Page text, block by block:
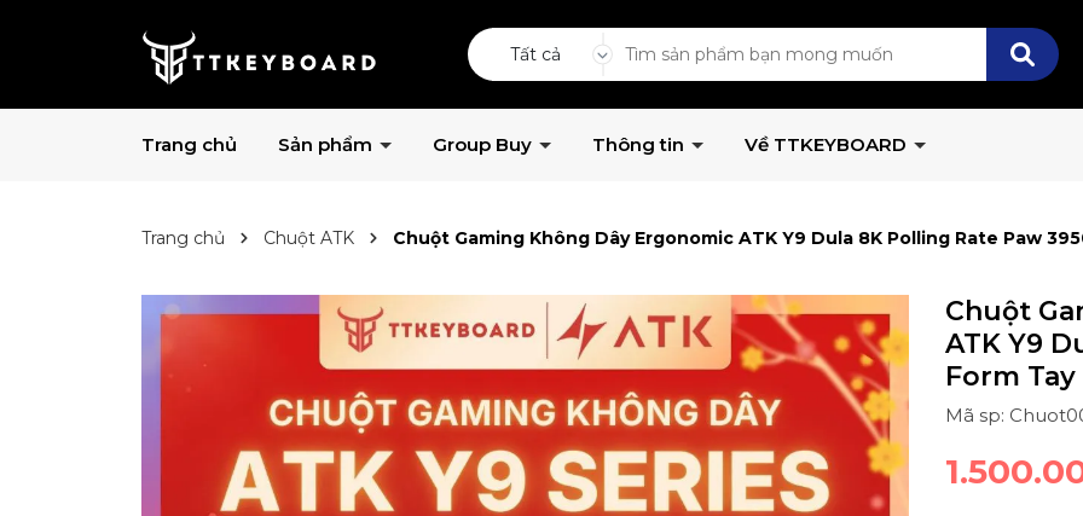
Tất cả
Trang chủ Sản phẩm Group Buy Thông tin Về TTKEYBOARD
Trang chủ Chuột ATK Chuột Gaming Không Dây Ergonomic ATK Y9 Dula 8K Polling Rate Paw
Chuột
ATK Y9
Form Tay
Mã sp: